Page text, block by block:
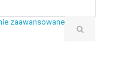
zaawansowane